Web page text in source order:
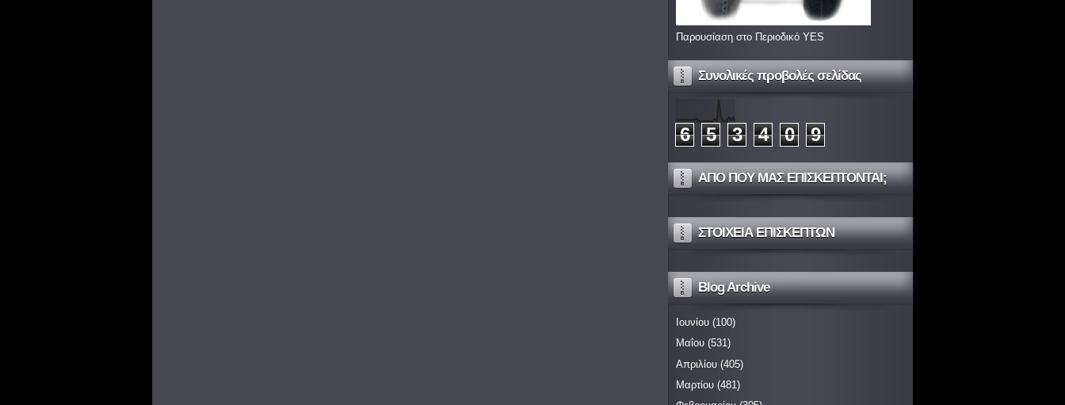
Παρουσίαση στο Περιοδικό YES
Συνολικές προβολές σελίδας
6 5 3 4 0 9
ΑΠΟ ΠΟΥ ΜΑΣ ΕΠΙΣΚΕΠΤΟΝΤΑΙ;
ΣΤΟΙΧΕΙΑ ΕΠΙΣΚΕΠΤΩΝ
Blog Archive
Ιουνίου (100)
Μαΐου (531)
Απριλίου (405)
Μαρτίου (481)